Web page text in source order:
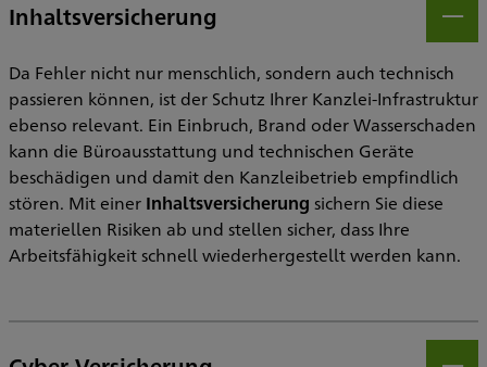
Inhaltsversicherung
Da Fehler nicht nur menschlich, sondern auch technisch
passieren können, ist der Schutz Ihrer Kanzlei-Infrastruktur
ebenso relevant. Ein Einbruch, Brand oder Wasserschaden
kann die Büroausstattung und technischen Geräte
beschädigen und damit den Kanzleibetrieb empfindlich
stören. Mit einer Inhaltsversicherung sichern Sie diese
materiellen Risiken ab und stellen sicher, dass Ihre
Arbeitsfähigkeit schnell wiederhergestellt werden kann.